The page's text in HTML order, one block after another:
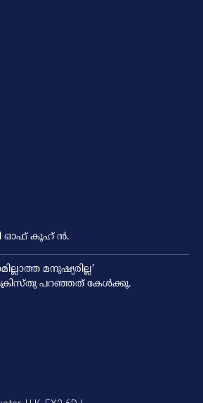
ഓഫ് കൂഹ് ന്‍.
മനുഷ്യരില്ല’
ക്രിസ്തു പറഞ്ഞത് കേള്‍ക്കൂ.